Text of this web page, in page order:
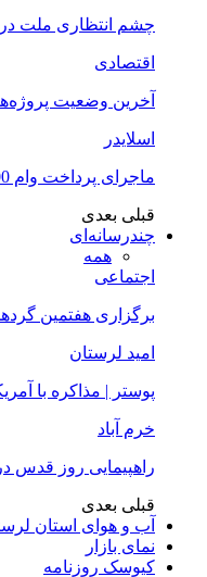
چشم انتظاری ملت در معمایی به نام
اقتصادی
آخرین وضعیت
اسلایدر
ماجرای پرداخت وام 100 میلیونی برای نوسازی تجهیزات کشاورزان لرستانی چیست؟
قبلی بعدی
چندرسانه‌ای
همه
اجتماعی
برگزاری هفتمین
امید لرستان
پوستر | مذاکره با
خرم آباد
راهپیمایی روز قدس
قبلی بعدی
آب و هوای استان
نمای بازار
کیوسک روزنامه